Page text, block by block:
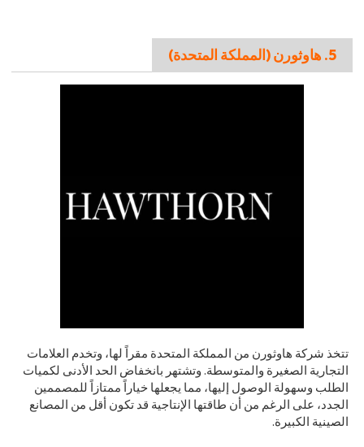
5. هاوثورن (المملكة المتحدة)
تتخذ شركة هاوثورن من المملكة المتحدة مقراً لها، وتخدم العلامات
التجارية الصغيرة والمتوسطة. وتشتهر بانخفاض الحد الأدنى لكميات
الطلب وسهولة الوصول إليها، مما يجعلها خياراً ممتازاً للمصممين
الجدد، على الرغم من أن طاقتها الإنتاجية قد تكون أقل من المصانع
الصينية الكبيرة.